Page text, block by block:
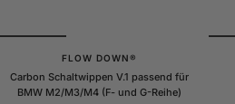
FLOW DOWN®
Carbon Schaltwippen V.1 passend für
BMW M2/M3/M4 (F- und G-Reihe)